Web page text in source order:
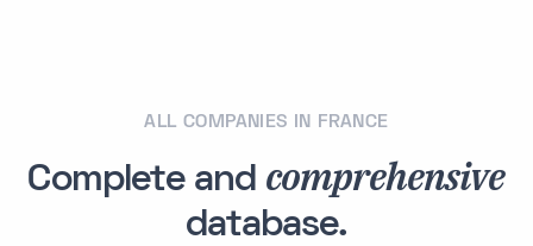
ALL COMPANIES IN FRANCE
Complete and comprehensive
database.